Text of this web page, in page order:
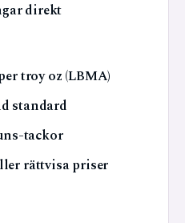
direkt
troy oz (LBMA)
standard
tackor
rättvisa priser